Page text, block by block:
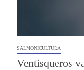
SALMONICULTURA
Ventisqueros